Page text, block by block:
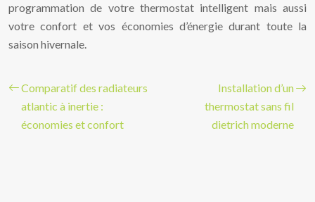
programmation de votre thermostat intelligent mais aussi
votre confort et vos économies d’énergie durant toute la
saison hivernale.
Comparatif des radiateurs
atlantic à inertie :
économies et confort
Installation d’un
thermostat sans fil
dietrich moderne